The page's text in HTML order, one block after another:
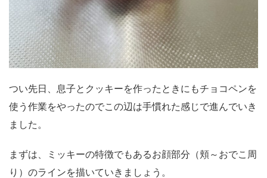
つい先日、息子とクッキーを作ったときにもチョコペンを
使う作業をやったのでこの辺は手慣れた感じで進んでいき
ました。
まずは、ミッキーの特徴でもあるお顔部分（頬～おでこ周
り）のラインを描いていきましょう。